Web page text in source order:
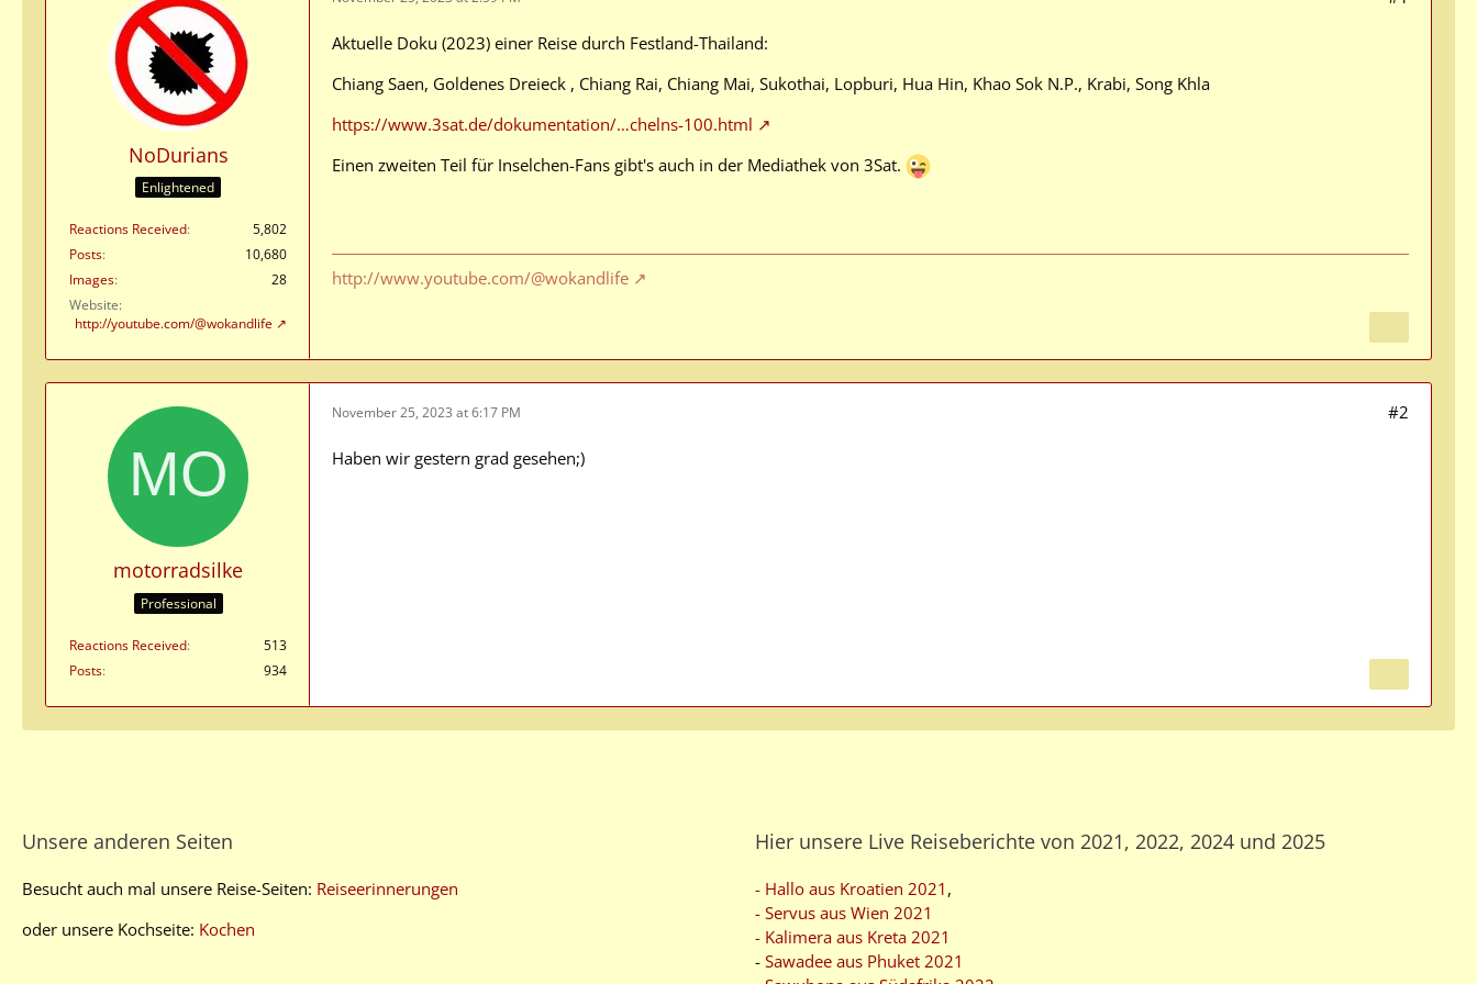
NoDurians
Enlightened
Reactions Received
5,802
Posts
10,680
Images
28
Website
http://youtube.com/@wokandlife
Aktuelle Doku (2023) einer Reise durch Festland-Thailand:
Chiang Saen, Goldenes Dreieck , Chiang Rai, Chiang Mai, Sukothai, Lopburi, Hua Hin, Khao Sok N.P., Krabi, Song Khla
https://www.3sat.de/dokumentation/…chelns-100.html
Einen zweiten Teil für Inselchen-Fans gibt's auch in der Mediathek von 3Sat.
http://www.youtube.com/@wokandlife
motorradsilke
Professional
Reactions Received
513
Posts
934
November 25, 2023 at 6:17 PM #2
Haben wir gestern grad gesehen;)
Unsere anderen Seiten
Besucht auch mal unsere Reise-Seiten: Reiseerinnerungen
oder unsere Kochseite: Kochen
Hier unsere Live Reiseberichte von 2021, 2022, 2024 und 2025
- Hallo aus Kroatien 2021 ,
- Servus aus Wien 2021
- Kalimera aus Kreta 2021
- Sawadee aus Phuket 2021